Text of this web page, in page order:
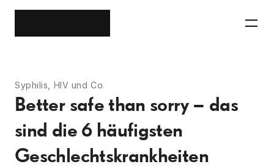
Syphilis, HIV und Co.
Better safe than sorry – das
sind die 6 häufigsten
Geschlechtskrankheiten